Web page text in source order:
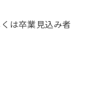
は卒業見込み者